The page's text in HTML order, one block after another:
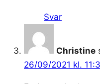
Svar
Christine
26/09/2021 kl.